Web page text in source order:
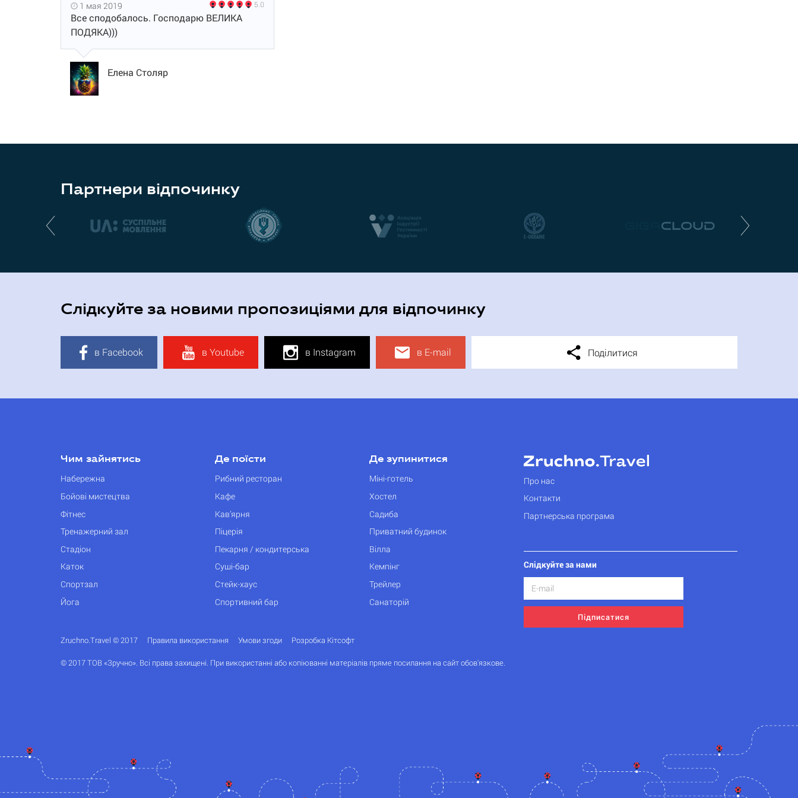
1 мая 2019 5.0
Все сподобалось. Господарю ВЕЛИКА
ПОДЯКА)))
Елена Столяр
Партнери відпочинку
Слідкуйте за новими пропозиціями для відпочинку
в Facebook в Youtube в Instagram в E-mail Поділитися
Чим зайнятись
Набережна
Бойові мистецтва
Фітнес
Тренажерний зал
Стадіон
Каток
Спортзал
Йога
Де поїсти
Рибний ресторан
Кафе
Кав’ярня
Піцерія
Пекарня / кондитерська
Суші-бар
Стейк-хаус
Спортивний бар
Де зупинитися
Міні-готель
Хостел
Садиба
Приватний будинок
Вілла
Кемпінг
Трейлер
Санаторій
Про нас
Контакти
Партнерська програма
Слідкуйте за нами
Підписатися
Zruchno.Travel © 2017 Правила використання Умови згоди Розробка Кітсофт
© 2017 ТОВ «Зручно». Всі права захищені. При використанні або копіюванні матеріалів пряме посилання на сайт обов'язкове.